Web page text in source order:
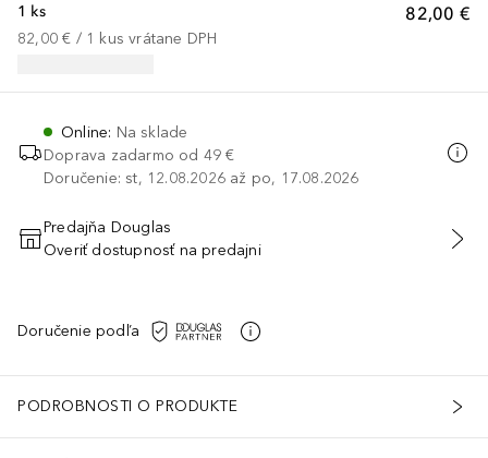
82,00 €
1 ks
82,00 € / 1 kus vrátane DPH
Online: Na sklade
Doprava zadarmo od 49 €
Doručenie: st, 12.08.2026 až po, 17.08.2026
PRIDAŤ DO KOŠÍKA
Predajňa Douglas
Overiť dostupnosť na predajni
Doručenie podľa
PODROBNOSTI O PRODUKTE